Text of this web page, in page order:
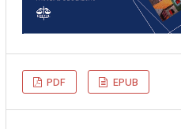
PDF EPUB